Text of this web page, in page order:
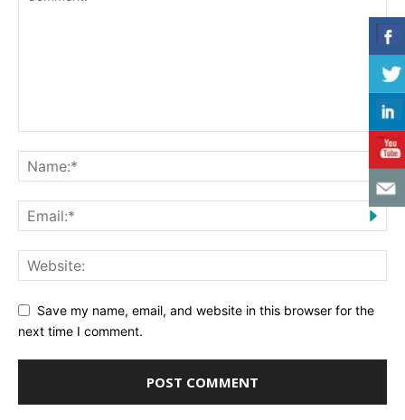
Save my name, email, and website in this browser for the
next time I comment.